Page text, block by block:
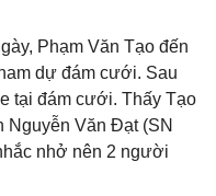
Phạm Văn Tạo đến
dự đám cưới. Sau
tại đám cưới. Thấy Tạo
Nguyễn Văn Đạt (SN
nhở nên 2 người